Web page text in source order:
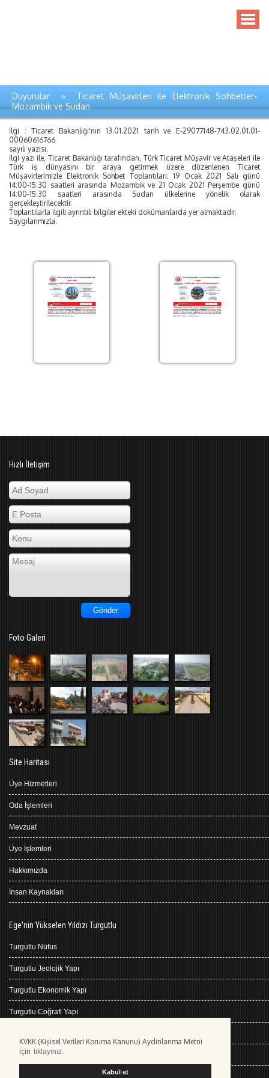
KVKK (Kişisel Verileri Koruma Kanunu) Aydınlanma Metni
için tıklayınız.
Kabul et
Duyurular » Ticaret Müşavirleri ile Elektronik Sohbetler-
Mozambik ve Sudan
İlgi : Ticaret Bakanlığı'nın 13.01.2021 tarih ve E-29077148-743.02.01.01-
00060616766
sayılı yazısı.
İlgi yazı ile, Ticaret Bakanlığı tarafından, Türk Ticaret Müşavir ve Ataşeleri ile
Türk iş dünyasını bir araya getirmek üzere düzenlenen Ticaret
Müşavirlerimizle Elektronik Sohbet Toplantıları; 19 Ocak 2021 Salı günü
14:00-15:30 saatleri arasında Mozambik ve 21 Ocak 2021 Perşembe günü
14:00-15:30 saatleri arasında Sudan ülkelerine yönelik olarak
gerçekleştirilecektir.
Toplantılarla ilgili ayrıntılı bilgiler ekteki dokümanlarda yer almaktadır.
Saygılarımızla.
Hızlı İletişim
Foto Galeri
Site Haritası
Üye Hizmetleri
Oda İşlemleri
Mevzuat
Üye İşlemleri
Hakkımızda
İnsan Kaynakları
Ege'nin Yükselen Yıldızı Turgutlu
Turgutlu Nüfus
Turgutlu Jeolojik Yapı
Turgutlu Ekonomik Yapı
Turgutlu Coğrafi Yapı
Turgutlu İklimi